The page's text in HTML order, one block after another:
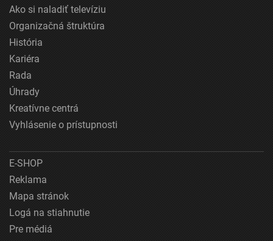
Ako si naladiť televíziu
Organizačná štruktúra
História
Kariéra
Rada
Úhrady
Kreatívne centrá
Vyhlásenie o prístupnosti
E-SHOP
Reklama
Mapa stránok
Logá na stiahnutie
Pre médiá